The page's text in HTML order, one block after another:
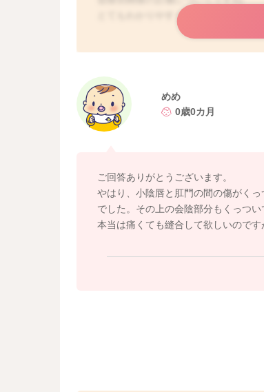
とてもわかりやすく描いてくださり
そのままにしておくことで、何かの
産院へご連絡いただき、
一度しっかりと状況を見てもらうとい
どうぞよろしくお願いします。
めめ
0歳0カ月
ご回答ありがとうございます。
やはり、小陰唇と肛門の間の傷がく
でした。その上の会陰部分もくっつい
本当は痛くても縫合して欲しいので